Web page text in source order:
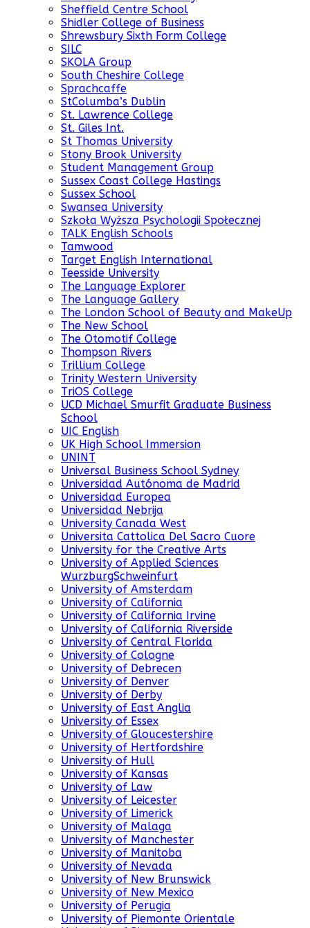
Sheffield Centre School
Shidler College of Business
Shrewsbury Sixth Form College
SILC
SKOLA Group
South Cheshire College
Sprachcaffe
StColumba’s Dublin
St. Lawrence College
St. Giles Int.
St Thomas University
Stony Brook University
Student Management Group
Sussex Coast College Hastings
Sussex School
Swansea University
Szkoła Wyższa Psychologii Społecznej
TALK English Schools
Tamwood
Target English International
Teesside University
The Language Explorer
The Language Gallery
The London School of Beauty and MakeUp
The New School
The Otomotif College
Thompson Rivers
Trillium College
Trinity Western University
TriOS College
UCD Michael Smurfit Graduate Business
School
UIC English
UK High School Immersion
UNINT
Universal Business School Sydney
Universidad Autónoma de Madrid
Universidad Europea
Universidad Nebrija
University Canada West
Universita Cattolica Del Sacro Cuore
University for the Creative Arts
University of Applied Sciences
WurzburgSchweinfurt
University of Amsterdam
University of California
University of California Irvine
University of California Riverside
University of Central Florida
University of Cologne
University of Debrecen
University of Denver
University of Derby
University of East Anglia
University of Essex
University of Gloucestershire
University of Hertfordshire
University of Hull
University of Kansas
University of Law
University of Leicester
University of Limerick
University of Malaga
University of Manchester
University of Manitoba
University of Nevada
University of New Brunswick
University of New Mexico
University of Perugia
University of Piemonte Orientale